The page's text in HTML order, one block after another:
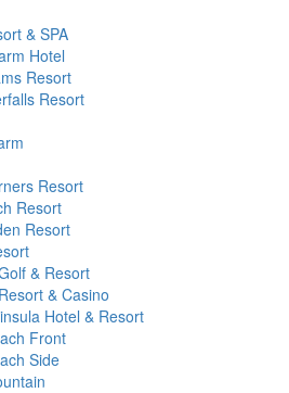
& SPA
Hotel
Resort
Resort
Resort
Resort
Resort
& Resort
& Casino
Hotel & Resort
Front
Side